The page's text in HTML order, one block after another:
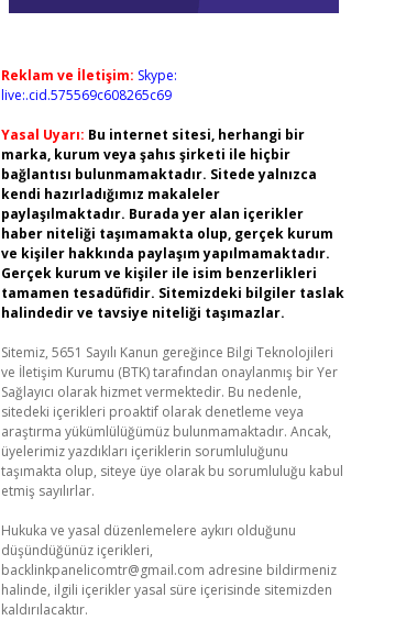
Reklam ve İletişim: Skype:
live:.cid.575569c608265c69
Yasal Uyarı: Bu internet sitesi, herhangi bir
marka, kurum veya şahıs şirketi ile hiçbir
bağlantısı bulunmamaktadır. Sitede yalnızca
kendi hazırladığımız makaleler
paylaşılmaktadır. Burada yer alan içerikler
haber niteliği taşımamakta olup, gerçek kurum
ve kişiler hakkında paylaşım yapılmamaktadır.
Gerçek kurum ve kişiler ile isim benzerlikleri
tamamen tesadüfidir. Sitemizdeki bilgiler taslak
halindedir ve tavsiye niteliği taşımazlar.
Sitemiz, 5651 Sayılı Kanun gereğince Bilgi Teknolojileri
ve İletişim Kurumu (BTK) tarafından onaylanmış bir Yer
Sağlayıcı olarak hizmet vermektedir. Bu nedenle,
sitedeki içerikleri proaktif olarak denetleme veya
araştırma yükümlülüğümüz bulunmamaktadır. Ancak,
üyelerimiz yazdıkları içeriklerin sorumluluğunu
taşımakta olup, siteye üye olarak bu sorumluluğu kabul
etmiş sayılırlar.
Hukuka ve yasal düzenlemelere aykırı olduğunu
düşündüğünüz içerikleri,
backlinkpanelicomtr@gmail.com adresine bildirmeniz
halinde, ilgili içerikler yasal süre içerisinde sitemizden
kaldırılacaktır.